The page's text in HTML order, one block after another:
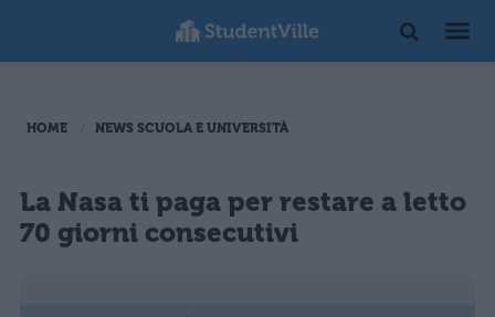
HOME NEWS SCUOLA E UNIVERSITÀ
La Nasa ti paga per restare a letto
70 giorni consecutivi